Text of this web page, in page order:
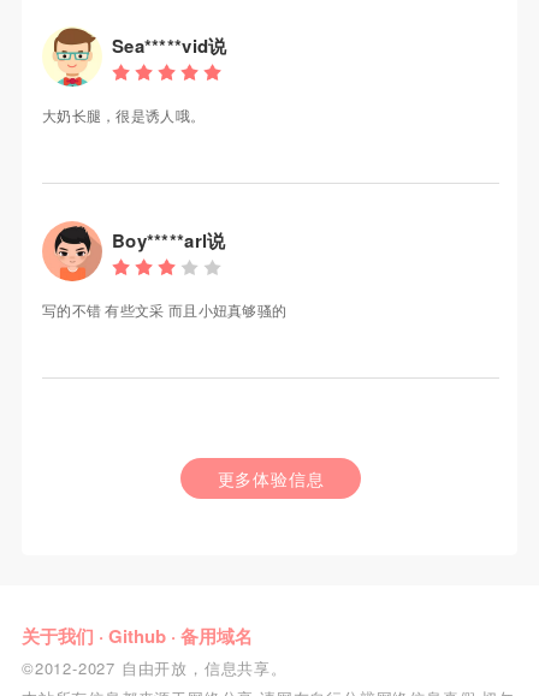
Sea*****vid说
大奶长腿，很是诱人哦。
Boy*****arl说
写的不错 有些文采 而且小妞真够骚的
更多体验信息
关于我们 · Github· 备用域名
©2012-2027 自由开放，信息共享。